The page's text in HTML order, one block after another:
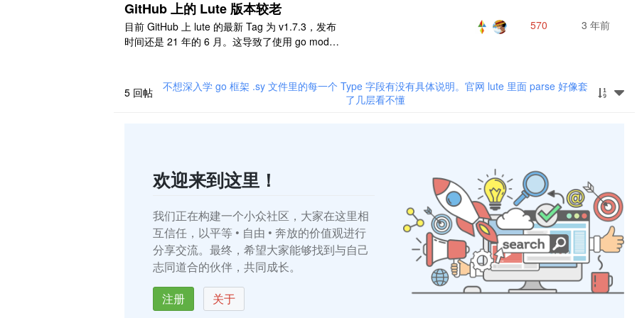
GitHub 上的 Lute 版本较老
目前 GitHub 上 lute 的最新 Tag 为 v1.7.3，发布
时间还是 21 年的 6 月。这导致了使用 go mod
发布 Tag？
570 3 年前
5 回帖
不想深入学 go 框架 .sy 文件里的每一个 Type 字段有没有具体说明。官网 lute 里面 parse 好像套
了几层看不懂
欢迎来到这里！
我们正在构建一个小众社区，大家在这里相
互信任，以平等 • 自由 • 奔放的价值观进行
分享交流。最终，希望大家能够找到与自己
志同道合的伙伴，共同成长。
注册
关于